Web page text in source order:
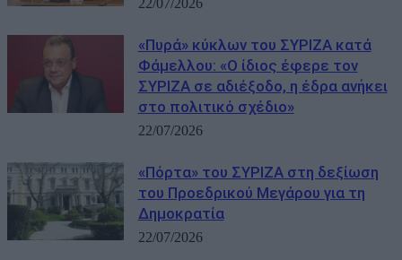
22/07/2026
«Πυρά» κύκλων του ΣΥΡΙΖΑ κατά
Φάμελλου: «Ο ίδιος έφερε τον
ΣΥΡΙΖΑ σε αδιέξοδο, η έδρα ανήκει
στο πολιτικό σχέδιο»
22/07/2026
«Πόρτα» του ΣΥΡΙΖΑ στη δεξίωση
του Προεδρικού Μεγάρου για τη
Δημοκρατία
22/07/2026